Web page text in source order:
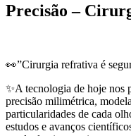
Precisão –
👀”Cirurgia refrativa é
✨A tecnologia de hoje nos
precisão milimétrica,
particularidades de cada
estudos e avanços